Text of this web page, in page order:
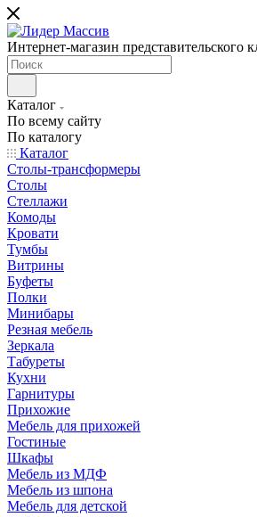
Интернет-магазин представительского
Каталог
По всему сайту
По каталогу
Каталог
Столы-трансформеры
Столы
Стеллажи
Комоды
Кровати
Тумбы
Витрины
Буфеты
Полки
Минибары
Резная мебель
Зеркала
Табуреты
Кухни
Гарнитуры
Прихожие
Мебель для прихожей
Гостиные
Шкафы
Мебель из МДФ
Мебель из шпона
Мебель для детской